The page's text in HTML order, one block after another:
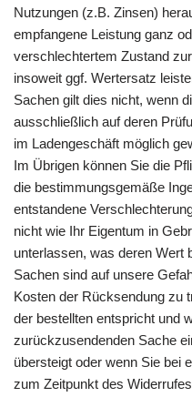
Nutzungen (z.B. Zinsen)
empfangene Leistung ganz
verschlechtertem Zustand
insoweit ggf. Wertersatz
Sachen gilt dies nicht, wenn
ausschließlich auf deren
im Ladengeschäft möglich
Im Übrigen können Sie die
die bestimmungsgemäße
entstandene
nicht wie Ihr Eigentum in
unterlassen, was deren Wert
Sachen sind auf unsere
Kosten der Rücksendung zu
der bestellten entspricht und
zurückzusendenden Sache
übersteigt oder wenn Sie bei
zum Zeitpunkt des